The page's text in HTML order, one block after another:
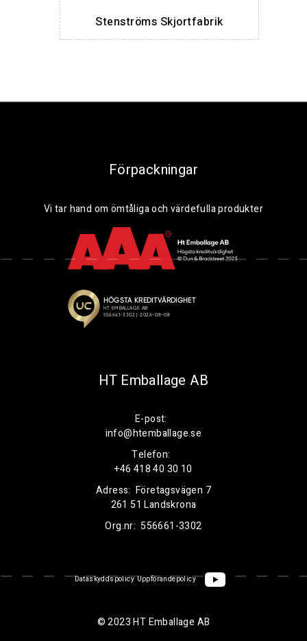
Stenströms Skjortfabrik
Förpackningar
Vi tar hand om ömtåliga och värdefulla produkter
HT Emballage AB
E-post:
info@htemballage.se
Telefon:
+46 418 40 30 10
Adress: Företagsvägen 7
261 51 Landskrona
Org.nr: 556661-3302
Dataskyddspolicy Uppförandepolicy
© 2023 HT Emballage AB